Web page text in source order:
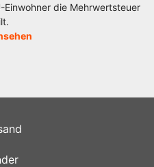
die Mehrwertsteuer